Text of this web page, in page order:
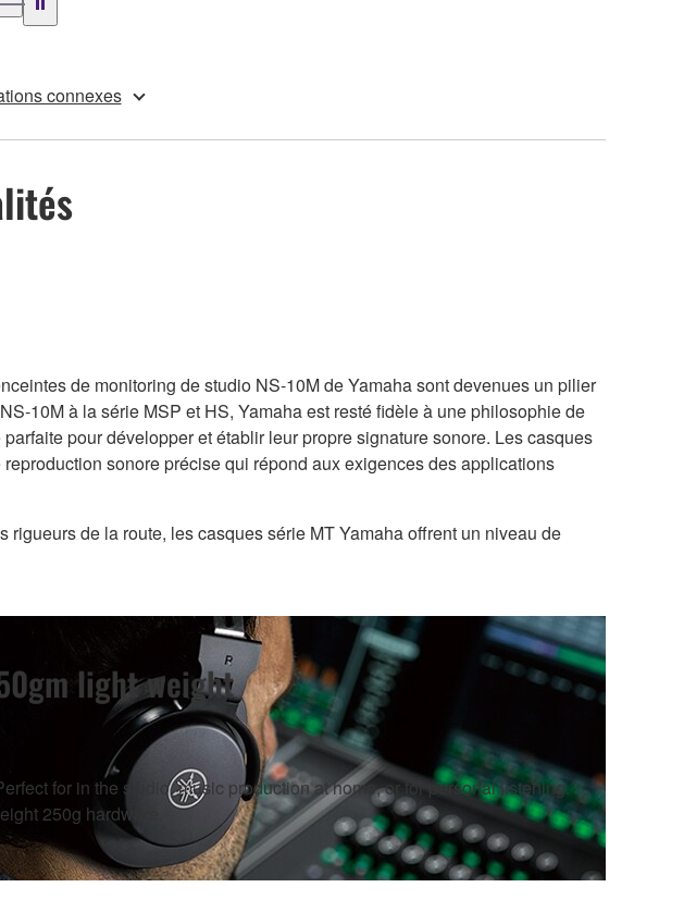
connexes
de monitoring de studio NS-10M de Yamaha sont devenues un pilier
10M à la série MSP et HS, Yamaha est resté fidèle à une philosophie de
pour développer et établir leur propre signature sonore. Les casques
sonore précise qui répond aux exigences des applications
de la route, les casques série MT Yamaha offrent un niveau de
light weight
for in the studio, music production at home, or for personal listening.
250g hardware.